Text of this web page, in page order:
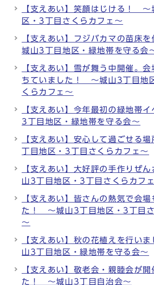
【支えあい】笑顔はじける！ ～
区・3丁目さくらカフェ～
【支えあい】フジバカマの苗床
城山3丁目地区・緑地帯を守る会
【支えあい】雪が舞う中開催。
ちていました！ ～城山3丁目地
くらカフェ～
【支えあい】今年最初の緑地帯
3丁目地区・緑地帯を守る会～
【支えあい】安心して過ごせる
丁目地区・3丁目さくらカフェ～
【支えあい】大好評の手作りぜ
山3丁目地区・3丁目さくらカフ
【支えあい】皆さんの熱気で会
た！ ～城山3丁目地区・3丁目さ
～
【支えあい】秋の花植えを行い
山3丁目地区・緑地帯を守る会～
【支えあい】敬老会・親睦会が開
た！ ～城山3丁目自治会～